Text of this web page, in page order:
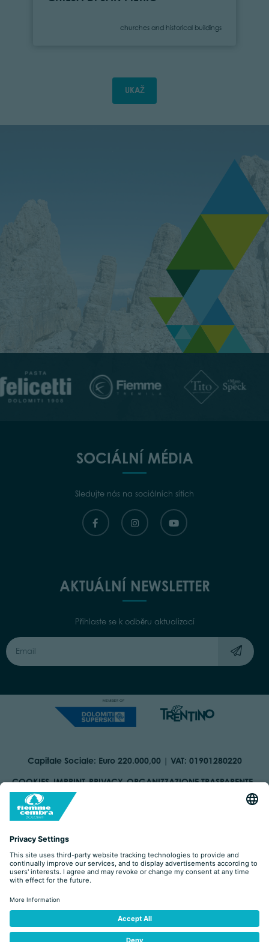
Category
churches and historical buildings
UKAŽ
SOCIÁLNÍ MÉDIA
Sledujte nás na sociálních sítích
AKTUÁLNÍ NEWSLETTER
Přihlaste se k odběru aktualizací
Capitale Sociale: Euro 220.000,00 | VAT: 01901280220
COOKIES IMPRINT PRIVACY ORGANIZZAZIONE TRASPARENTE